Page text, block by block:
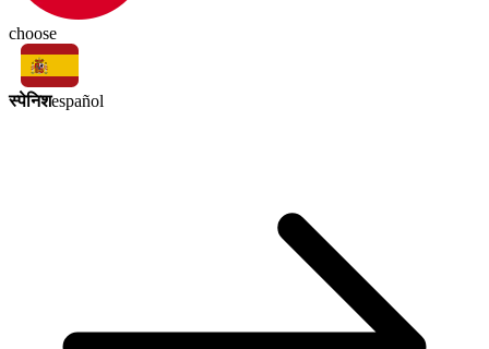
choose
स्पेनिशespañol